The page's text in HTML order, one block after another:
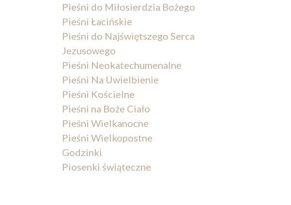
Pieśni do Miłosierdzia Bożego
Pieśni Łacińskie
Pieśni do Najświętszego Serca
Jezusowego
Pieśni Neokatechumenalne
Pieśni Na Uwielbienie
Pieśni Kościelne
Pieśni na Boże Ciało
Pieśni Wielkanocne
Pieśni Wielkopostne
Godzinki
Piosenki świąteczne